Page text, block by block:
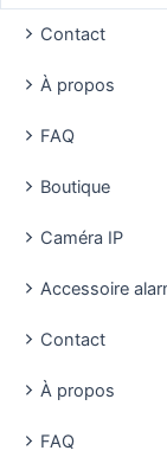
Contact
À propos
FAQ
Boutique
Caméra IP
Accessoire
Contact
À propos
FAQ